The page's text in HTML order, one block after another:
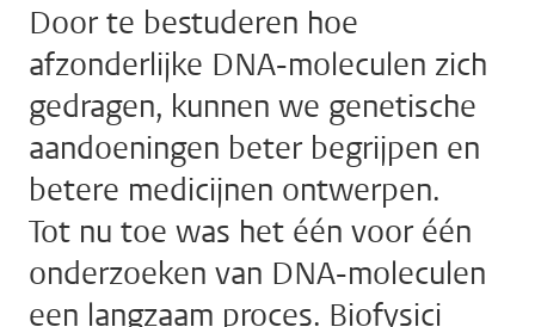
Door te bestuderen hoe
afzonderlijke DNA-moleculen zich
gedragen, kunnen we genetische
aandoeningen beter begrijpen en
betere medicijnen ontwerpen.
Tot nu toe was het één voor één
onderzoeken van DNA-moleculen
een langzaam proces. Biofysici